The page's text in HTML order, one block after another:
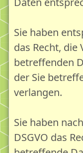
Sie haben
das Recht, die
betreffenden
der Sie
verlangen.
Sie haben
DSGVO das